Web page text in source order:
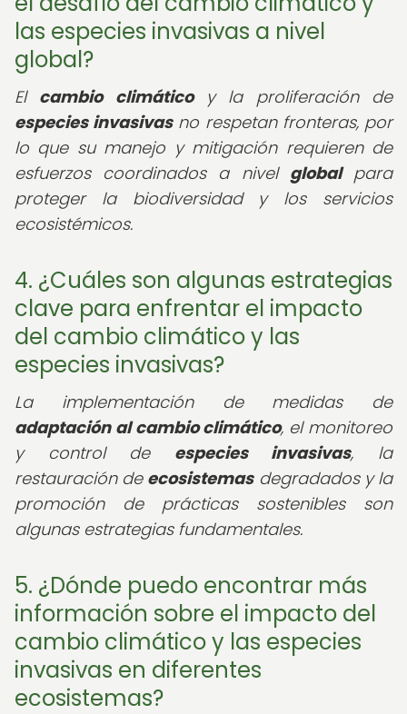
las especies invasivas a nivel
global?
El cambio climáticoy la proliferación de
especies invasivasno respetan fronteras, por
lo que su manejo y mitigación requieren de
esfuerzos coordinados a nivel globalpara
proteger la biodiversidad y los servicios
ecosistémicos.
4. ¿Cuáles son algunas estrategias
clave para enfrentar el impacto
del cambio climático y las
especies invasivas?
La implementación de medidas de
adaptación al cambio climático, el monitoreo
y control de especies invasivas, la
restauración de ecosistemasdegradados y la
promoción de prácticas sostenibles son
algunas estrategias fundamentales.
5. ¿Dónde puedo encontrar más
información sobre el impacto del
cambio climático y las especies
invasivas en diferentes
ecosistemas?